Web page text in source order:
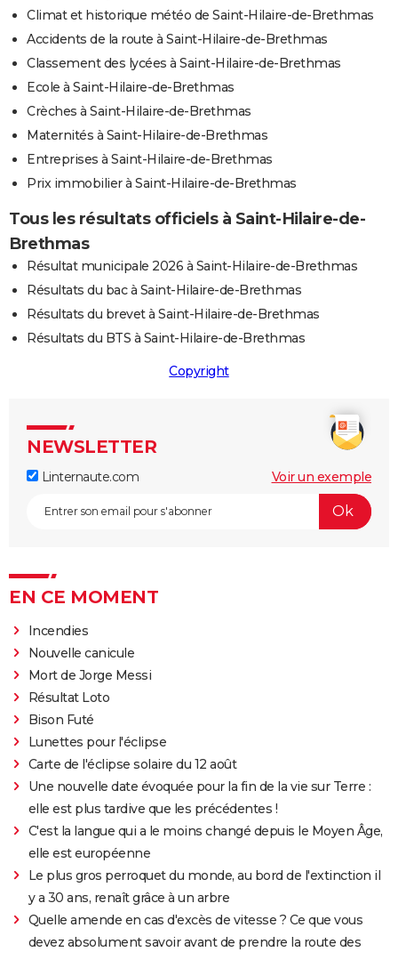
Climat et historique météo de Saint-Hilaire-de-Brethmas
Accidents de la route à Saint-Hilaire-de-Brethmas
Classement des lycées à Saint-Hilaire-de-Brethmas
Ecole à Saint-Hilaire-de-Brethmas
Crèches à Saint-Hilaire-de-Brethmas
Maternités à Saint-Hilaire-de-Brethmas
Entreprises à Saint-Hilaire-de-Brethmas
Prix immobilier à Saint-Hilaire-de-Brethmas
Tous les résultats officiels à Saint-Hilaire-de-
Brethmas
Résultat municipale 2026 à Saint-Hilaire-de-Brethmas
Résultats du bac à Saint-Hilaire-de-Brethmas
Résultats du brevet à Saint-Hilaire-de-Brethmas
Résultats du BTS à Saint-Hilaire-de-Brethmas
Copyright
NEWSLETTER
Linternaute.com Voir un exemple
EN CE MOMENT
Incendies
Nouvelle canicule
Mort de Jorge Messi
Résultat Loto
Bison Futé
Lunettes pour l'éclipse
Carte de l'éclipse solaire du 12 août
Une nouvelle date évoquée pour la fin de la vie sur Terre :
elle est plus tardive que les précédentes !
C'est la langue qui a le moins changé depuis le Moyen Âge,
elle est européenne
Le plus gros perroquet du monde, au bord de l'extinction il
y a 30 ans, renaît grâce à un arbre
Quelle amende en cas d'excès de vitesse ? Ce que vous
devez absolument savoir avant de prendre la route des